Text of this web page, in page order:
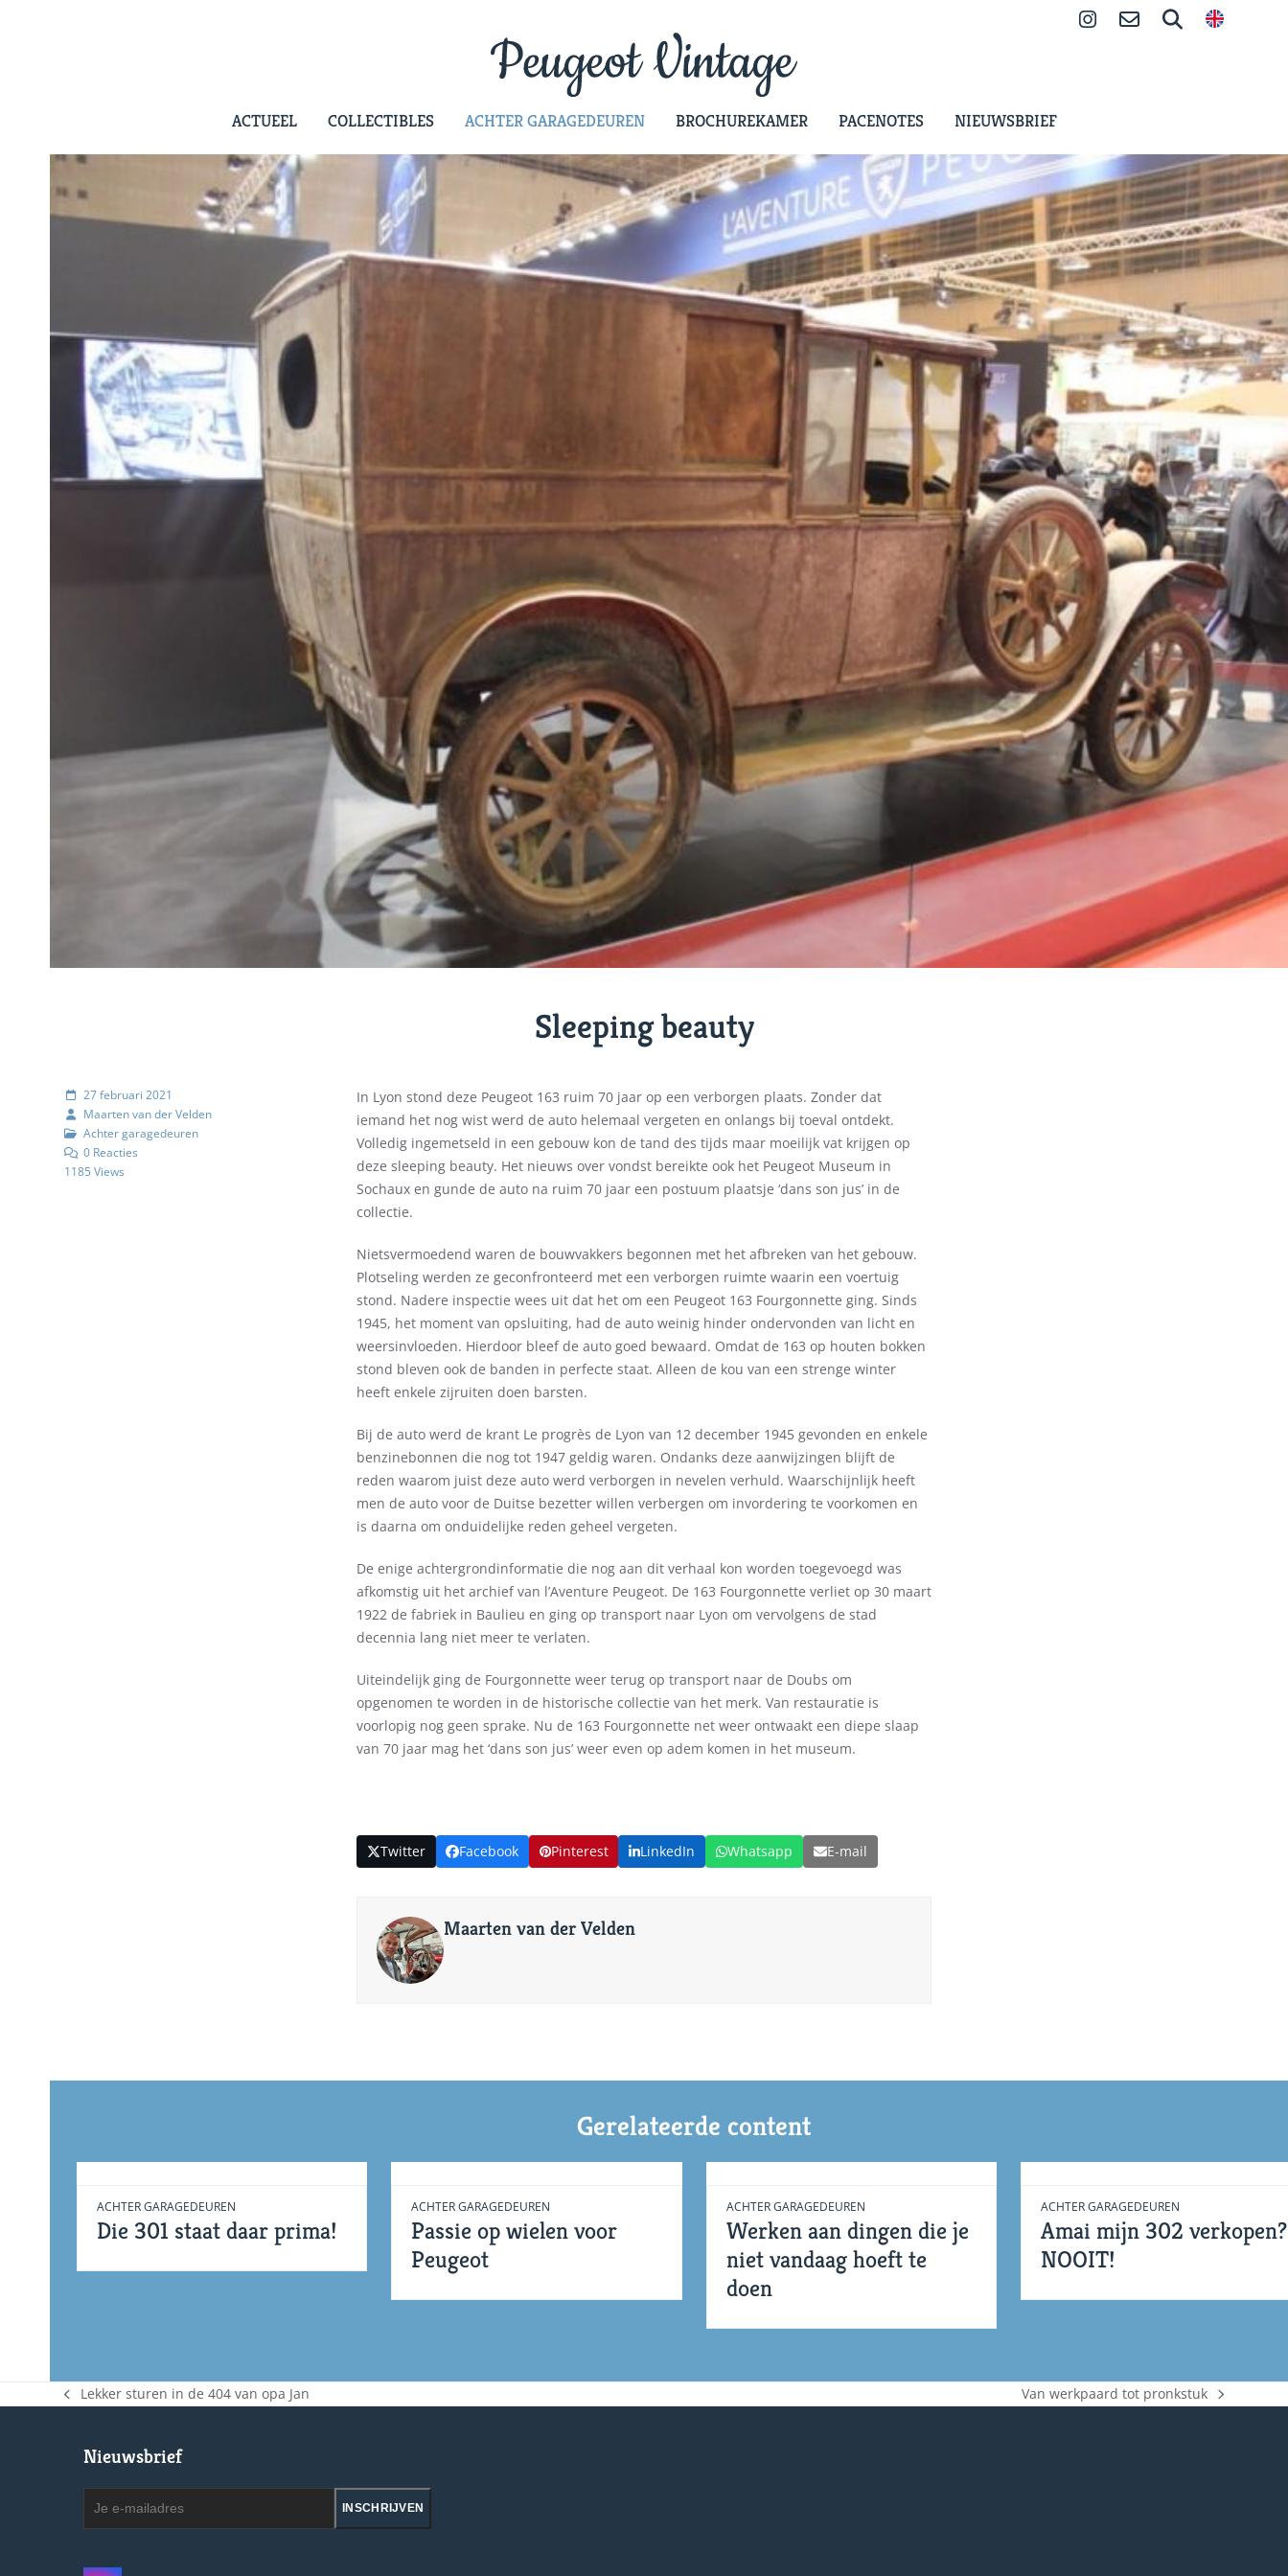
InstagramContact Zoeken
ACTUEEL COLLECTIBLES ACHTER GARAGEDEUREN BROCHUREKAMER PACENOTES NIEUWSBRIEF
Sleeping beauty
27 februari 2021
Maarten van der Velden
Achter garagedeuren
0 Reacties
1185 Views
In Lyon stond deze Peugeot 163 ruim 70 jaar op een verborgen plaats. Zonder dat
iemand het nog wist werd de auto helemaal vergeten en onlangs bij toeval ontdekt.
Volledig ingemetseld in een gebouw kon de tand des tijds maar moeilijk vat krijgen op
deze sleeping beauty. Het nieuws over vondst bereikte ook het Peugeot Museum in
Sochaux en gunde de auto na ruim 70 jaar een postuum plaatsje ‘dans son jus’ in de
collectie.
Nietsvermoedend waren de bouwvakkers begonnen met het afbreken van het gebouw.
Plotseling werden ze geconfronteerd met een verborgen ruimte waarin een voertuig
stond. Nadere inspectie wees uit dat het om een Peugeot 163 Fourgonnette ging. Sinds
1945, het moment van opsluiting, had de auto weinig hinder ondervonden van licht en
weersinvloeden. Hierdoor bleef de auto goed bewaard. Omdat de 163 op houten bokken
stond bleven ook de banden in perfecte staat. Alleen de kou van een strenge winter
heeft enkele zijruiten doen barsten.
Bij de auto werd de krant Le progrès de Lyon van 12 december 1945 gevonden en enkele
benzinebonnen die nog tot 1947 geldig waren. Ondanks deze aanwijzingen blijft de
reden waarom juist deze auto werd verborgen in nevelen verhuld. Waarschijnlijk heeft
men de auto voor de Duitse bezetter willen verbergen om invordering te voorkomen en
is daarna om onduidelijke reden geheel vergeten.
De enige achtergrondinformatie die nog aan dit verhaal kon worden toegevoegd was
afkomstig uit het archief van l’Aventure Peugeot. De 163 Fourgonnette verliet op 30 maart
1922 de fabriek in Baulieu en ging op transport naar Lyon om vervolgens de stad
decennia lang niet meer te verlaten.
Uiteindelijk ging de Fourgonnette weer terug op transport naar de Doubs om
opgenomen te worden in de historische collectie van het merk. Van restauratie is
voorlopig nog geen sprake. Nu de 163 Fourgonnette net weer ontwaakt een diepe slaap
van 70 jaar mag het ‘dans son jus’ weer even op adem komen in het museum.
Twitter Facebook Pinterest LinkedIn Whatsapp E-mail
Maarten van der Velden
Gerelateerde content
Die 301 staat daar prima!
ACHTER GARAGEDEUREN
Passie op wielen voor
Peugeot
ACHTER GARAGEDEUREN
Werken aan dingen die je
niet vandaag hoeft te
doen
ACHTER GARAGEDEUREN
Amai mijn 302 verkopen?
NOOIT!
ACHTER GARAGEDEUREN
previous
Lekker sturen in de 404 van opa Jan
next
Van werkpaard tot pronkstuk
Nieuwsbrief
INSCHRIJVEN